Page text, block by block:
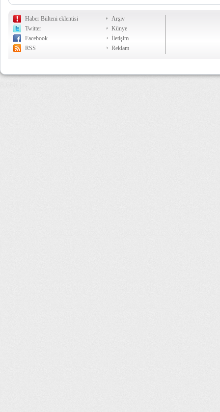
Haber Bülteni eklentisi
Twitter
Facebook
RSS
Arşiv
Künye
İletişim
Reklam